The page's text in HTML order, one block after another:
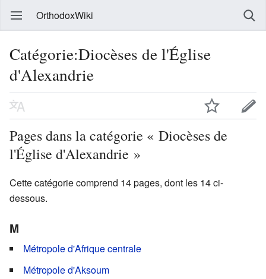
OrthodoxWiki
Catégorie:Diocèses de l'Église
d'Alexandrie
Pages dans la catégorie « Diocèses de
l'Église d'Alexandrie »
Cette catégorie comprend 14 pages, dont les 14 ci-
dessous.
M
Métropole d'Afrique centrale
Métropole d'Aksoum